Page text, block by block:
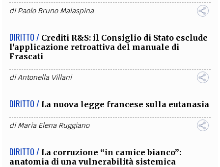
diPaolo Bruno Malaspina
DIRITTO / Crediti R&S: il Consiglio di Stato esclude
l'applicazione retroattiva del manuale di
Frascati
diAntonella Villani
DIRITTO / La nuova legge francese sulla eutanasia
diMaria Elena Ruggiano
DIRITTO / La corruzione “in camice bianco”:
anatomia di una vulnerabilità sistemica